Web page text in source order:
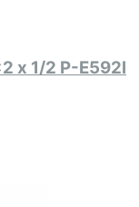
x 1/2 P-E592l